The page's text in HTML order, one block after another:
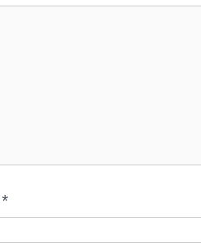
*